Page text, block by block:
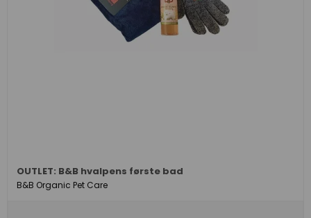
OUTLET: B&B hvalpens første bad
B&B Organic Pet Care